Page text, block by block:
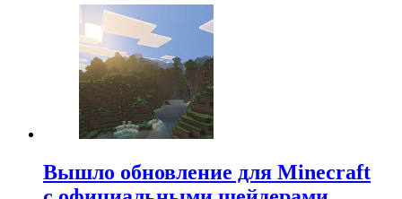
Вышло обновление для Minecraft